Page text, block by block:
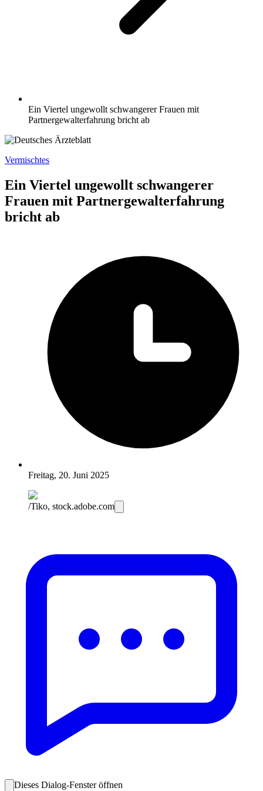
Ein Viertel ungewollt schwangerer Frauen mit
Partnergewalterfahrung bricht ab
Vermischtes
Ein Viertel ungewollt schwangerer
Frauen mit Partnergewalterfahrung
bricht ab
Freitag, 20. Juni 2025
/Tiko, stock.adobe.com
Dieses Dialog-Fenster öffnen